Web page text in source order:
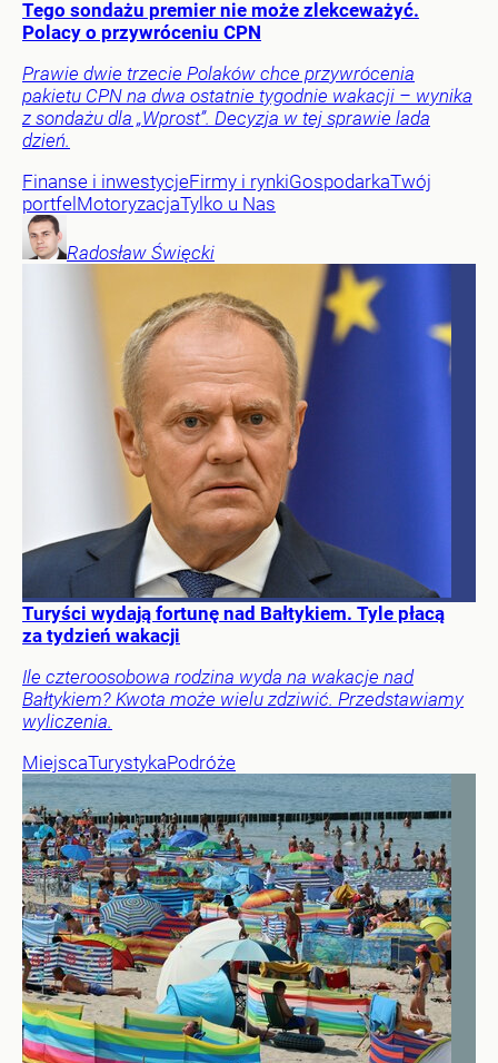
Tego sondażu premier nie może zlekceważyć.
Polacy o przywróceniu CPN
Prawie dwie trzecie Polaków chce przywrócenia
pakietu CPN na dwa ostatnie tygodnie wakacji – wynika
z sondażu dla „Wprost”. Decyzja w tej sprawie lada
dzień.
Finanse i inwestycjeFirmy i rynkiGospodarkaTwój
portfel MotoryzacjaTylko u Nas
Radosław Święcki
Turyści wydają fortunę nad Bałtykiem. Tyle płacą
za tydzień wakacji
Ile czteroosobowa rodzina wyda na wakacje nad
Bałtykiem? Kwota może wielu zdziwić. Przedstawiamy
wyliczenia.
MiejscaTurystykaPodróże